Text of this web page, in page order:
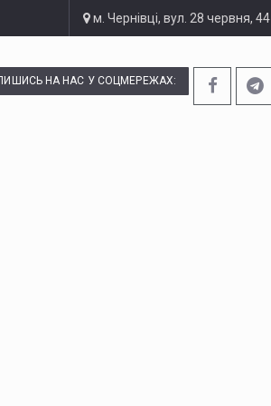
м. Чернівці, вул. 28 червня, 44
НА НАС У СОЦМЕРЕЖАХ: